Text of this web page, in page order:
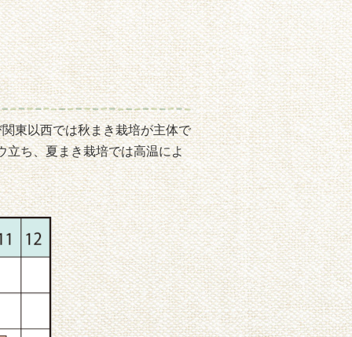
東以西では秋まき栽培が主体で
立ち、夏まき栽培では高温によ